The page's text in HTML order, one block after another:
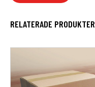
RELATERADE PRODUKTER